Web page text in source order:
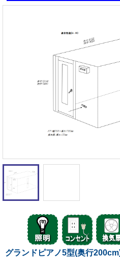
カ
そ
売
遮音性
お
グランドピアノ5型(奥行